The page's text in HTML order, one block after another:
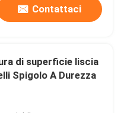
Contattaci
di superficie liscia
Spigolo A Durezza